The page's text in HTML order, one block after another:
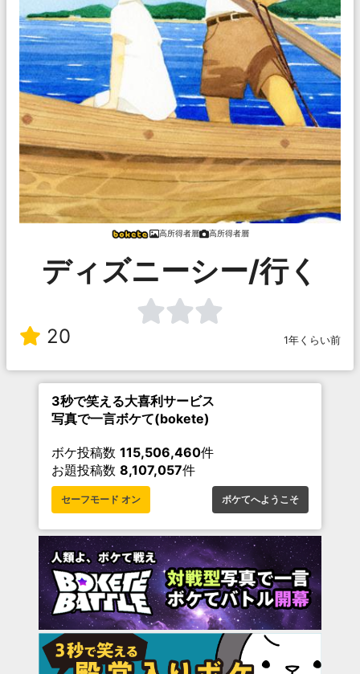
高所得者層 高所得者層
ディズニーシー/行く
20 1年くらい前
3秒で笑える大喜利サービス
写真で一言ボケて(bokete)
ボケ投稿数 115,506,460件
お題投稿数 8,107,057件
セーフモード オン ボケてへようこそ